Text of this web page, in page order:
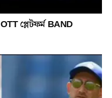
প্লেটফৰ্ম BAND